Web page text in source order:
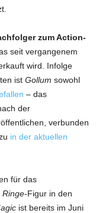
zum Action-
seit vergangenem
wird. Infolge
ist Gollum sowohl
– das
der
verbunden
in der aktuellen
für das
Ringe-Figur in den
ist bereits im Juni